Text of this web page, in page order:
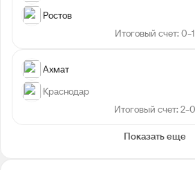
Ростов
Итоговый счет: 0-1
Ахмат
Краснодар
Итоговый счет: 2-0
Показать еще